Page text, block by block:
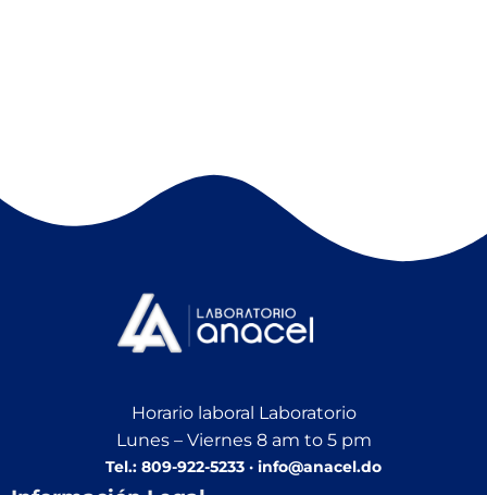
Horario laboral Laboratorio
Lunes – Viernes 8 am to 5 pm
Tel.: 809-922-5233 · info@anacel.do